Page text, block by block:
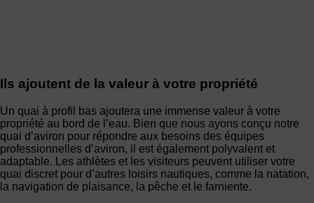
Ils ajoutent de la valeur à votre propriété
Un quai à profil bas ajoutera une immense valeur à votre
propriété au bord de l’eau. Bien que nous ayons conçu notre
quai d’aviron pour répondre aux besoins des équipes
professionnelles d’aviron, il est également polyvalent et
adaptable. Les athlètes et les visiteurs peuvent utiliser votre
quai discret pour d’autres loisirs nautiques, comme la natation,
la navigation de plaisance, la pêche et le farniente.